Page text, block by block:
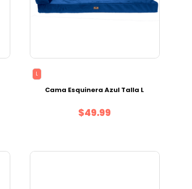
L
Cama Esquinera Azul Talla L
$49.99